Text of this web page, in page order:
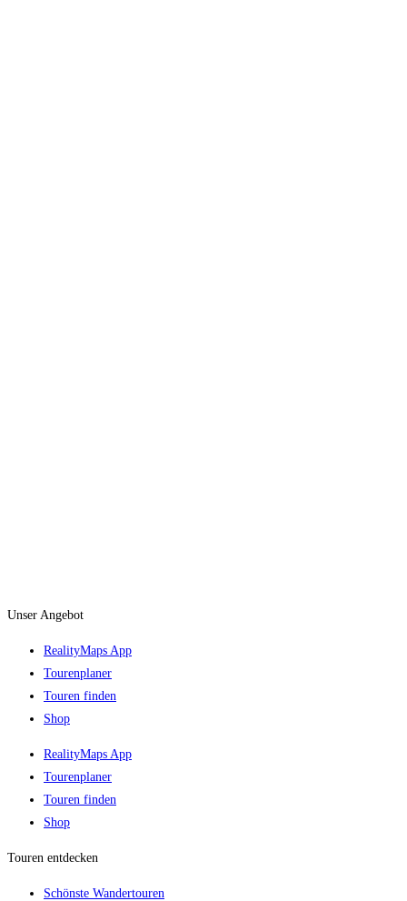
Unser Angebot
RealityMaps App
Tourenplaner
Touren finden
Shop
RealityMaps App
Tourenplaner
Touren finden
Shop
Touren entdecken
Schönste Wandertouren